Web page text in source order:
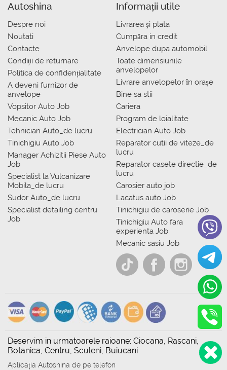
Autoshina
Despre noi
Noutati
Contacte
Condiții de returnare
Politica de confidențialitate
A deveni furnizor de
anvelope
Vopsitor Auto Job
Mecanic Auto Job
Tehnician Auto_de lucru
Tinichigiu Auto Job
Manager Achizitii Piese Auto
Job
Specialist la Vulcanizare
Mobila_de lucru
Sudor Auto_de lucru
Specialist detailing centru
Job
Informații utile
Livrarea şi plata
Сumpăra in credit
Anvelope dupa automobil
Toate dimensiunile
anvelopelor
Livrare anvelopelor în orașe
Bine sa stii
Cariera
Program de loialitate
Electrician Auto Job
Reparator cutii de viteze_de
lucru
Reparator casete directie_de
lucru
Carosier auto job
Lacatus auto Job
Tinichigiu de caroserie Job
Tinichigiu Auto fara
experienta Job
Mecanic sasiu Job
Deservim in urmatoarele raioane: Ciocana, Rascani,
Botanica, Centru, Sculeni, Buiucani
Aplicația Autoshina de pe telefon